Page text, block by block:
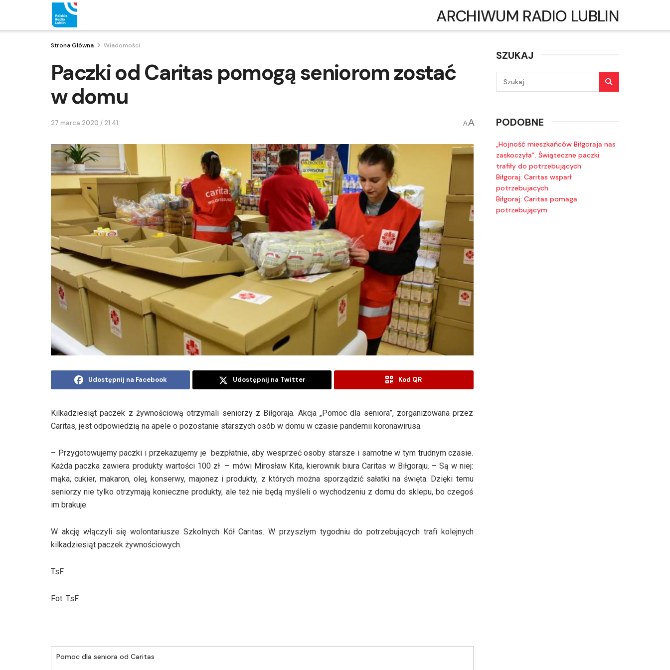
ARCHIWUM RADIO LUBLIN
Strona Główna Wiadomości
Paczki od Caritas pomogą seniorom zostać
w domu
27 marca 2020 / 21:41 AA
Udostępnij na Facebook Udostępnij na Twitter Kod QR
Kilkadziesiąt paczek z żywnościową otrzymali seniorzy z Biłgoraja. Akcja „Pomoc dla seniora”, zorganizowana przez
Caritas, jest odpowiedzią na apele o pozostanie starszych osób w domu w czasie pandemii koronawirusa.
– Przygotowujemy paczki i przekazujemy je bezpłatnie, aby wesprzeć osoby starsze i samotne w tym trudnym czasie.
Każda paczka zawiera produkty wartości 100 zł – mówi Mirosław Kita, kierownik biura Caritas w Biłgoraju. – Są w niej:
mąka, cukier, makaron, olej, konserwy, majonez i produkty, z których można sporządzić sałatki na święta. Dzięki temu
seniorzy nie tylko otrzymają konieczne produkty, ale też nie będą myśleli o wychodzeniu z domu do sklepu, bo czegoś
im brakuje.
W akcję włączyli się wolontariusze Szkolnych Kół Caritas. W przyszłym tygodniu do potrzebujących trafi kolejnych
kilkadziesiąt paczek żywnościowych.
TsF
Fot. TsF
Pomoc dla seniora od Caritas
SZUKAJ
PODOBNE
„Hojność mieszkańców Biłgoraja nas
zaskoczyła”. Świąteczne paczki
trafiły do potrzebujących
Biłgoraj: Caritas wsparł
potrzebujacych
Biłgoraj: Caritas pomaga
potrzebującym